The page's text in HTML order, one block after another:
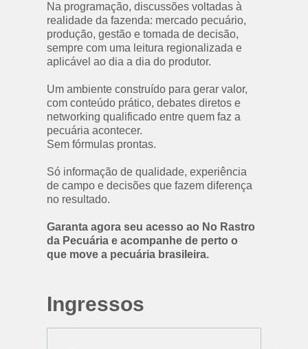
Na programação, discussões voltadas à
realidade da fazenda: mercado pecuário,
produção, gestão e tomada de decisão,
sempre com uma leitura regionalizada e
aplicável ao dia a dia do produtor.
Um ambiente construído para gerar valor,
com conteúdo prático, debates diretos e
networking qualificado entre quem faz a
pecuária acontecer.
Sem fórmulas prontas.
Só informação de qualidade, experiência
de campo e decisões que fazem diferença
no resultado.
Garanta agora seu acesso ao No Rastro
da Pecuária e acompanhe de perto o
que move a pecuária brasileira.
Ingressos